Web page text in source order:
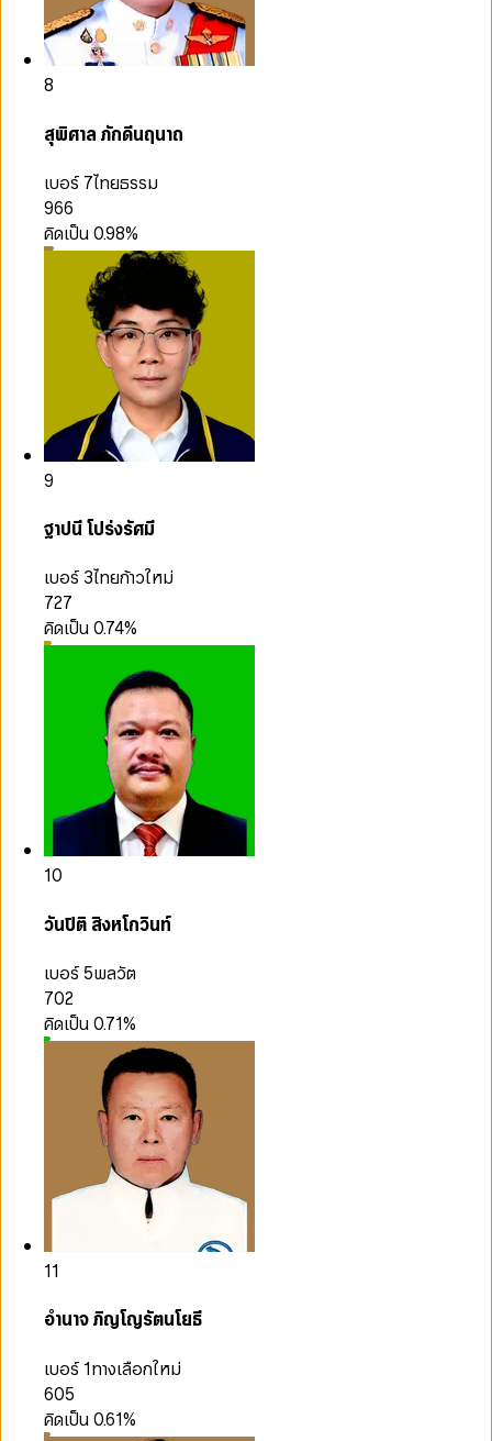
8
สุพิศาล ภักดีนฤนาถ
เบอร์ 7ไทยธรรม
966
คิดเป็น0.98%
9
ฐาปนี โปร่งรัศมี
เบอร์ 3ไทยก้าวใหม่
727
คิดเป็น0.74%
10
วันปิติ สิงหโกวินท์
เบอร์ 5พลวัต
702
คิดเป็น0.71%
11
อำนาจ ภิญโญรัตนโยธี
เบอร์ 1ทางเลือกใหม่
605
คิดเป็น0.61%